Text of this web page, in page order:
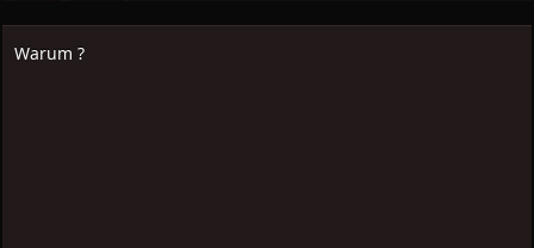
Warum ?